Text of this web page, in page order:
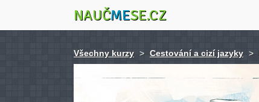
NAUČMESE.CZ
Všechny kurzy > Cestování a cizí jazyky >